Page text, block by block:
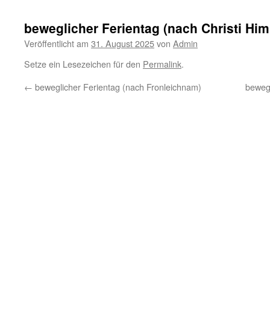
beweglicher Ferientag (nach Christi
Veröffentlicht am 31. August 2025von Admin
Setze ein Lesezeichen für den Permalink.
← beweglicher Ferientag (nach Fronleichnam)